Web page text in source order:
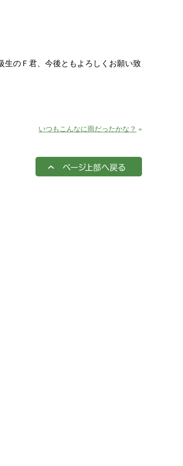
生のＦ君、今後ともよろしくお願い致
いつもこんなに雨だったかな？ »